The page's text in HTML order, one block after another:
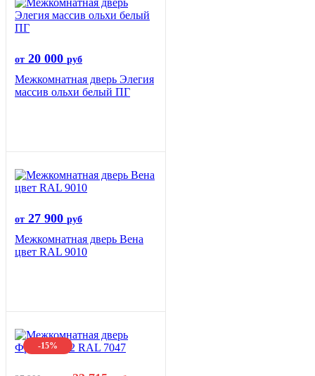
от 20 000 руб
Межкомнатная дверь Элегия
массив ольхи белый ПГ
от 27 900 руб
Межкомнатная дверь Вена
цвет RAL 9010
-15%